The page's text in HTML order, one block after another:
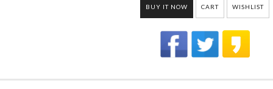
BUY IT NOW CART WISHLIST